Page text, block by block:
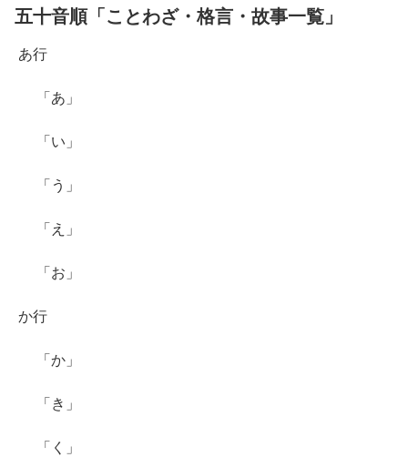
五十音順「ことわざ・格言・故事一覧」
あ行
「あ」
「い」
「う」
「え」
「お」
か行
「か」
「き」
「く」